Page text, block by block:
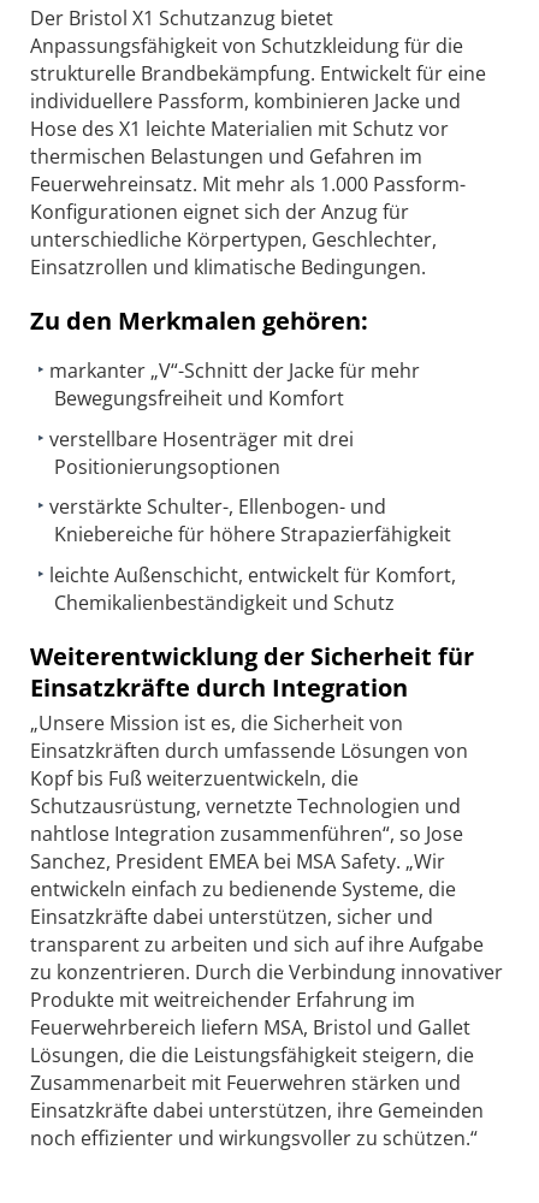
Der Bristol X1 Schutzanzug bietet
Anpassungsfähigkeit von Schutzkleidung für die
strukturelle Brandbekämpfung. Entwickelt für eine
individuellere Passform, kombinieren Jacke und
Hose des X1 leichte Materialien mit Schutz vor
thermischen Belastungen und Gefahren im
Feuerwehreinsatz. Mit mehr als 1.000 Passform-
Konfigurationen eignet sich der Anzug für
unterschiedliche Körpertypen, Geschlechter,
Einsatzrollen und klimatische Bedingungen.
Zu den Merkmalen gehören:
markanter „V“-Schnitt der Jacke für mehr
Bewegungsfreiheit und Komfort
verstellbare Hosenträger mit drei
Positionierungsoptionen
verstärkte Schulter-, Ellenbogen- und
Kniebereiche für höhere Strapazierfähigkeit
leichte Außenschicht, entwickelt für Komfort,
Chemikalienbeständigkeit und Schutz
Weiterentwicklung der Sicherheit für
Einsatzkräfte durch Integration
„Unsere Mission ist es, die Sicherheit von
Einsatzkräften durch umfassende Lösungen von
Kopf bis Fuß weiterzuentwickeln, die
Schutzausrüstung, vernetzte Technologien und
nahtlose Integration zusammenführen“, so Jose
Sanchez, President EMEA bei MSA Safety. „Wir
entwickeln einfach zu bedienende Systeme, die
Einsatzkräfte dabei unterstützen, sicher und
transparent zu arbeiten und sich auf ihre Aufgabe
zu konzentrieren. Durch die Verbindung innovativer
Produkte mit weitreichender Erfahrung im
Feuerwehrbereich liefern MSA, Bristol und Gallet
Lösungen, die die Leistungsfähigkeit steigern, die
Zusammenarbeit mit Feuerwehren stärken und
Einsatzkräfte dabei unterstützen, ihre Gemeinden
noch effizienter und wirkungsvoller zu schützen.“